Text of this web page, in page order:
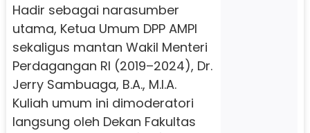
Hadir sebagai narasumber
utama, Ketua Umum DPP AMPI
sekaligus mantan Wakil Menteri
Perdagangan RI (2019–2024), Dr.
Jerry Sambuaga, B.A., M.I.A.
Kuliah umum ini dimoderatori
langsung oleh Dekan Fakultas